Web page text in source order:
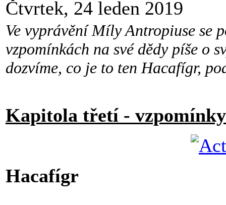
Čtvrtek, 24 leden 2019
Ve vyprávění Míly Antropiuse se
vzpomínkách na své dědy píše o
dozvíme, co je to ten Hacafígr,
Kapitola třetí -
Hacafígr